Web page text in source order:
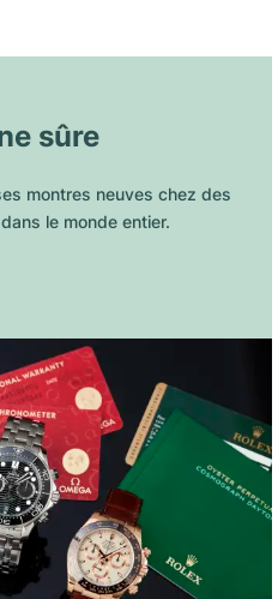
sûre
montres neuves chez des
le monde entier.